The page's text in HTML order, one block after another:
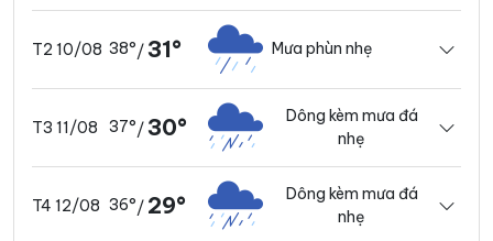
T2 10/08 38°/31° Mưa phùn nhẹ
T3 11/08 37°/30°
Dông kèm mưa đá
nhẹ
T4 12/08 36°/ 29°
Dông kèm mưa đá
nhẹ